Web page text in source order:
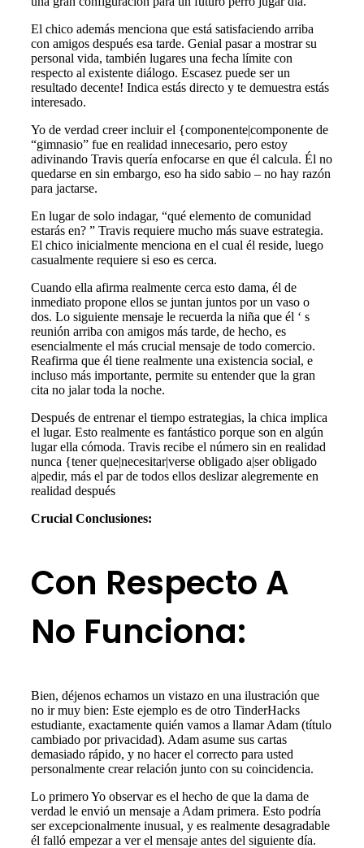
El chico además menciona que está satisfaciendo arriba
con amigos después esa tarde. Genial pasar a mostrar su
personal vida, también lugares una fecha límite con
respecto al existente diálogo. Escasez puede ser un
resultado decente! Indica estás directo y te demuestra estás
interesado.
Yo de verdad creer incluir el {componente|componente de
“gimnasio” fue en realidad innecesario, pero estoy
adivinando Travis quería enfocarse en que él calcula. Él no
quedarse en sin embargo, eso ha sido sabio – no hay razón
para jactarse.
En lugar de solo indagar, “qué elemento de comunidad
estarás en? ” Travis requiere mucho más suave estrategia.
El chico inicialmente menciona en el cual él reside, luego
casualmente requiere si eso es cerca.
Cuando ella afirma realmente cerca esto dama, él de
inmediato propone ellos se juntan juntos por un vaso o
dos. Lo siguiente mensaje le recuerda la niña que él ‘ s
reunión arriba con amigos más tarde, de hecho, es
esencialmente el más crucial mensaje de todo comercio.
Reafirma que él tiene realmente una existencia social, e
incluso más importante, permite su entender que la gran
cita no jalar toda la noche.
Después de entrenar el tiempo estrategias, la chica implica
el lugar. Esto realmente es fantástico porque son en algún
lugar ella cómoda. Travis recibe el número sin en realidad
nunca {tener que|necesitar|verse obligado a|ser obligado
a|pedir, más el par de todos ellos deslizar alegremente en
realidad después
Crucial Conclusiones:
Con Respecto A
No Funciona:
Bien, déjenos echamos un vistazo en una ilustración que
no ir muy bien: Este ejemplo es de otro TinderHacks
estudiante, exactamente quién vamos a llamar Adam (título
cambiado por privacidad). Adam asume sus cartas
demasiado rápido, y no hacer el correcto para usted
personalmente crear relación junto con su coincidencia.
Lo primero Yo observar es el hecho de que la dama de
verdad le envió un mensaje a Adam primera. Esto podría
ser excepcionalmente inusual, y es realmente desagradable
él falló empezar a ver el mensaje antes del siguiente día.